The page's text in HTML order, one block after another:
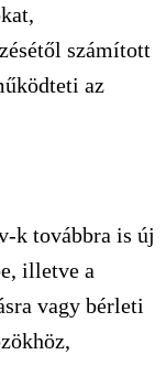
számított
az
k továbbra is új
illetve a
vagy bérleti